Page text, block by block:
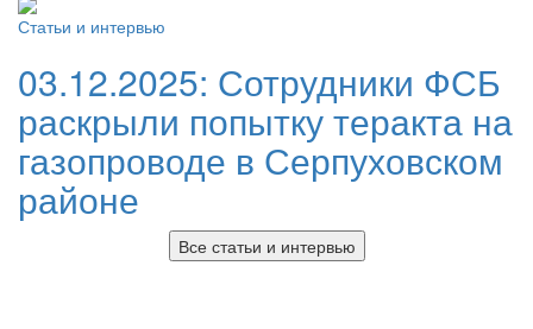
Статьи и интервью
03.12.2025: Сотрудники ФСБ
раскрыли попытку теракта на
газопроводе в Серпуховском
районе
Все статьи и интервью